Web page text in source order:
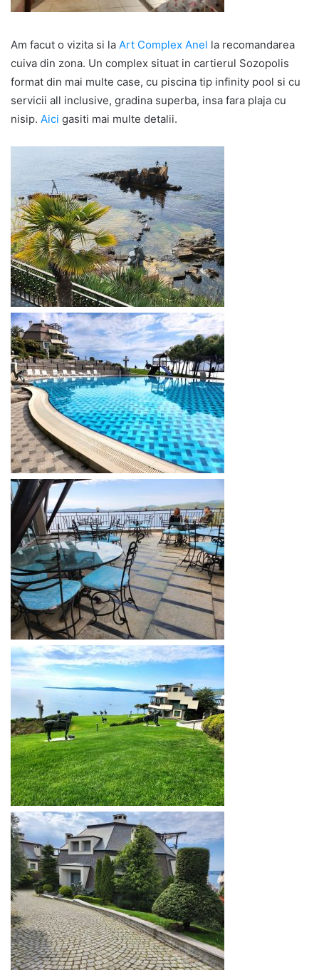
Am facut o vizita si la Art Complex Anel la recomandarea
cuiva din zona. Un complex situat in cartierul Sozopolis
format din mai multe case, cu piscina tip infinity pool si cu
servicii all inclusive, gradina superba, insa fara plaja cu
nisip. Aici gasiti mai multe detalii.